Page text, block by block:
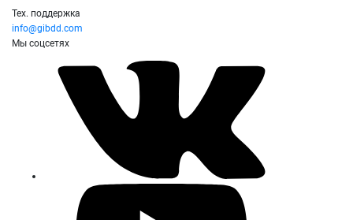
Тех. поддержка
info@gibdd.com
Мы соцсетях